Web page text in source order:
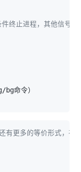
终止进程，其他信号进
更多的等价形式，在